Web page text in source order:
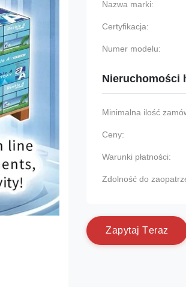
Nazwa marki:
Certyfikacja:
Numer modelu:
Nieruchomości
Minimalna ilość
Ceny:
Warunki płatności:
Zdolność do
Zapytaj Teraz